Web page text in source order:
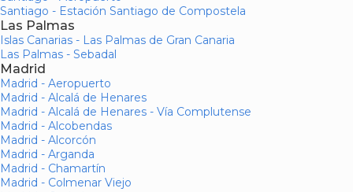
Santiago - Estación Santiago de Compostela
Las Palmas
Islas Canarias - Las Palmas de Gran Canaria
Las Palmas - Sebadal
Madrid
Madrid - Aeropuerto
Madrid - Alcalá de Henares
Madrid - Alcalá de Henares - Vía Complutense
Madrid - Alcobendas
Madrid - Alcorcón
Madrid - Arganda
Madrid - Chamartín
Madrid - Colmenar Viejo